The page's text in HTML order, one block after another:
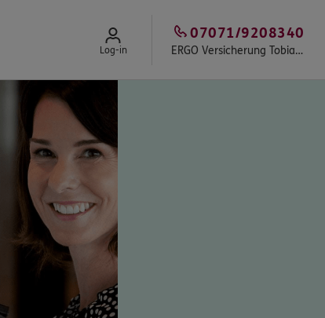
Log-in ERGO Versicherung Tobias Klink
07071/9208340